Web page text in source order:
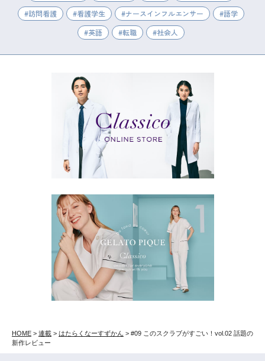
訪問看護
看護学生 ナースインフルエンサー
語学
英語
転職 社会人
HOME > 連載 > はたらくなーすずかん > #09 このスクラブがすごい！vol.02 話題の
新作レビュー